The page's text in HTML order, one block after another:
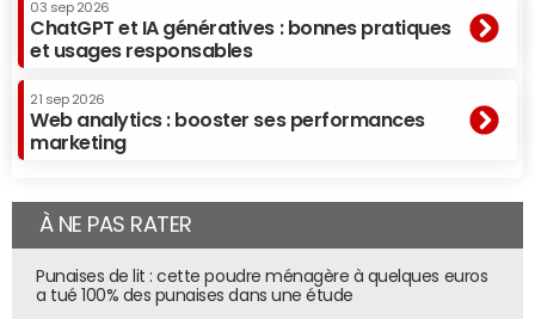
03 sep 2026
ChatGPT et IA génératives : bonnes pratiques
et usages responsables
21 sep 2026
Web analytics : booster ses performances
marketing
À NE PAS RATER
Punaises de lit : cette poudre ménagère à quelques euros
a tué 100% des punaises dans une étude